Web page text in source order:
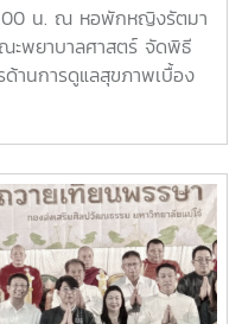
ด้บรรยายภาพรวมการ
นะนำระบบการดูแลและ
วิทชัย สุขเพราะนา หัวหน้า
มส่งเสริมคุณลักษณะอัน
นทร์ ได้นำนักศึกษาเยี่ยม
หาวิทยาลัย อาทิ อนุสาวรีย์
ศึกษาได้เรียนรู้ประวัติและ
คัญต่อมหาวิทยาลัย คุณค่า
สถาบันและช่วงบ่าย คณะ
น. ณ หอพักหญิงรัตมา
ะพยาบาลศาสตร์ จัดพิธี
านการดูแลสุขภาพเบื้อง
ลัยแม่โจ้ เป็นประธานใน
อมเพรียงห้อง “ร่ม
างมหาวิทยาลัยแม่โจ้และ
บริการด้านการดูแลสุขภาพ
สุขภาพกายและสุขภาพใจ
ดูแลอย่างทั่วถึง มีสุขภาวะ